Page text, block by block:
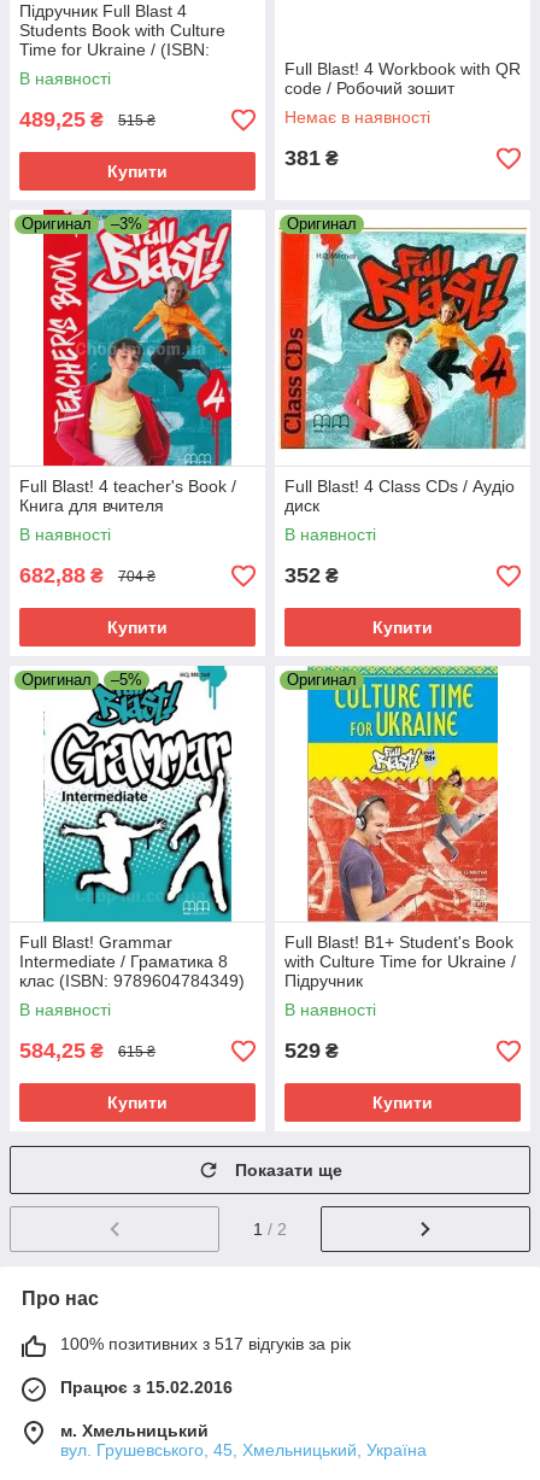
Підручник Full Blast 4
Students Book with Culture
Time for Ukraine / (ISBN:
9786180509052)
В наявності
489,25 ₴ 515 ₴
Купити
Full Blast! 4 Workbook with QR
code / Робочий зошит
Немає в наявності
381 ₴
Оригинал –3%
Full Blast! 4 teacher's Book /
Книга для вчителя
В наявності
682,88 ₴ 704 ₴
Купити
Оригинал
Full Blast! 4 Class CDs / Аудіо
диск
В наявності
352 ₴
Купити
Оригинал –5%
Full Blast! Grammar
Intermediate / Граматика 8
клас (ISBN: 9789604784349)
В наявності
584,25 ₴ 615 ₴
Купити
Оригинал
Full Blast! B1+ Student's Book
with Culture Time for Ukraine /
Підручник
В наявності
529 ₴
Купити
Показати ще
1 / 2
Про нас
100% позитивних з 517 відгуків за рік
Працює з 15.02.2016
м. Хмельницький
вул. Грушевського, 45, Хмельницький, Україна